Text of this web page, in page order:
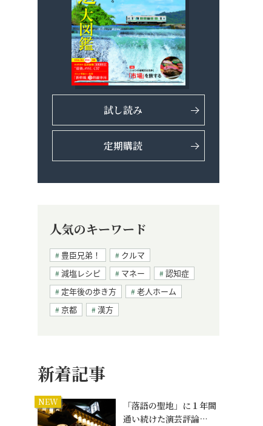
試し読み
定期購読
人気のキーワード
豊臣兄弟！
クルマ
減塩レシピ
マネー
認知症
定年後の歩き方
老人ホーム
京都
漢方
新着記事
NEW
「落語の聖地」に１年間
通い続けた演芸評論…